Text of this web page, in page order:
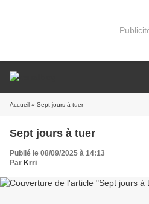
Accueil » Sept jours à tuer
Sept jours à tuer
Publié le 08/09/2025 à 14:13
Par Krri